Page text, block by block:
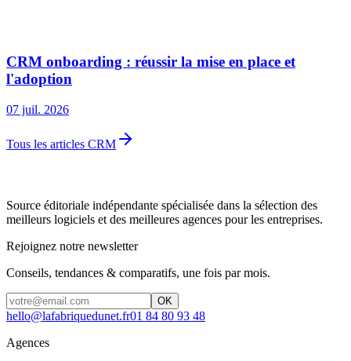
CRM onboarding : réussir la mise en place et
l'adoption
07 juil. 2026
Tous les articles CRM
Source éditoriale indépendante spécialisée dans la sélection des
meilleurs logiciels et des meilleures agences pour les entreprises.
Rejoignez notre newsletter
Conseils, tendances & comparatifs, une fois par mois.
OK
hello@lafabriquedunet.fr01 84 80 93 48
Agences